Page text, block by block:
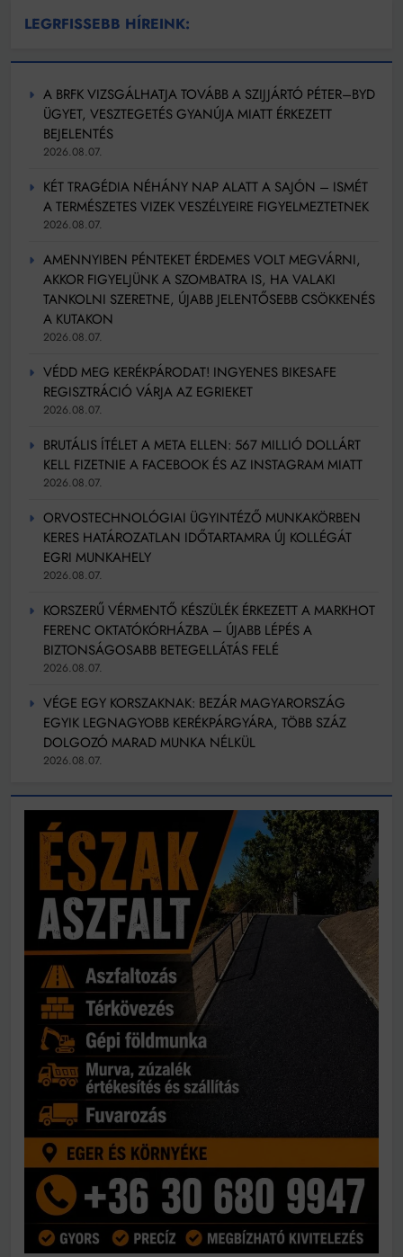
LEGRFISSEBB HÍREINK:
A BRFK VIZSGÁLHATJA TOVÁBB A SZIJJÁRTÓ PÉTER–BYD
ÜGYET, VESZTEGETÉS GYANÚJA MIATT ÉRKEZETT
BEJELENTÉS
2026.08.07.
KÉT TRAGÉDIA NÉHÁNY NAP ALATT A SAJÓN – ISMÉT
A TERMÉSZETES VIZEK VESZÉLYEIRE FIGYELMEZTETNEK
2026.08.07.
AMENNYIBEN PÉNTEKET ÉRDEMES VOLT MEGVÁRNI,
AKKOR FIGYELJÜNK A SZOMBATRA IS, HA VALAKI
TANKOLNI SZERETNE, ÚJABB JELENTŐSEBB CSÖKKENÉS
A KUTAKON
2026.08.07.
VÉDD MEG KERÉKPÁRODAT! INGYENES BIKESAFE
REGISZTRÁCIÓ VÁRJA AZ EGRIEKET
2026.08.07.
BRUTÁLIS ÍTÉLET A META ELLEN: 567 MILLIÓ DOLLÁRT
KELL FIZETNIE A FACEBOOK ÉS AZ INSTAGRAM MIATT
2026.08.07.
ORVOSTECHNOLÓGIAI ÜGYINTÉZŐ MUNKAKÖRBEN
KERES HATÁROZATLAN IDŐTARTAMRA ÚJ KOLLÉGÁT
EGRI MUNKAHELY
2026.08.07.
KORSZERŰ VÉRMENTŐ KÉSZÜLÉK ÉRKEZETT A MARKHOT
FERENC OKTATÓKÓRHÁZBA – ÚJABB LÉPÉS A
BIZTONSÁGOSABB BETEGELLÁTÁS FELÉ
2026.08.07.
VÉGE EGY KORSZAKNAK: BEZÁR MAGYARORSZÁG
EGYIK LEGNAGYOBB KERÉKPÁRGYÁRA, TÖBB SZÁZ
DOLGOZÓ MARAD MUNKA NÉLKÜL
2026.08.07.